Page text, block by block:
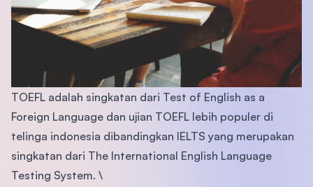
TOEFL adalah singkatan dari Test of English as a
Foreign Language dan ujian TOEFL lebih populer di
telinga indonesia dibandingkan IELTS yang merupakan
singkatan dari The International English Language
Testing System. \